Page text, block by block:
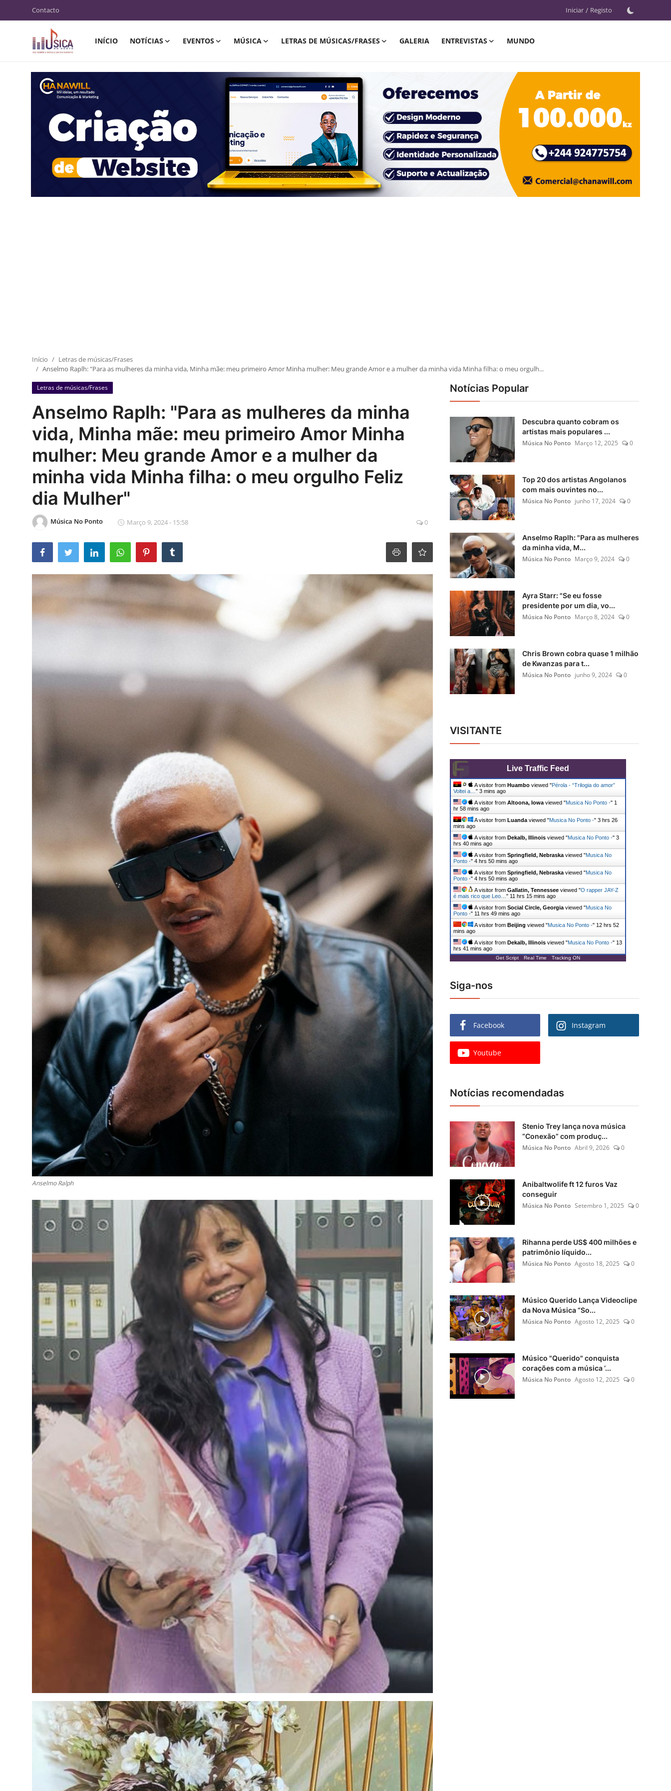
Contacto Iniciar / Registo
INÍCIO NOTÍCIAS EVENTOS MÚSICA LETRAS DE MÚSICAS/FRASES GALERIA ENTREVISTAS MUNDO
Início
Letras de músicas/Frases
Anselmo Raplh: "Para as mulheres da minha vida, Minha mãe: meu primeiro Amor Minha mulher: Meu grande Amor e a mulher da minha vida Minha filha: o meu orgulh...
Letras de músicas/Frases
Anselmo Raplh: "Para as mulheres da minha
vida, Minha mãe: meu primeiro Amor Minha
mulher: Meu grande Amor e a mulher da
minha vida Minha filha: o meu orgulho Feliz
dia Mulher"
Música No Ponto Março 9, 2024 - 15:58 0
Anselmo Ralph
Notícias Popular
Descubra quanto cobram os
artistas mais populares ...
Música No Ponto Março 12, 2025 0
Top 20 dos artistas Angolanos
com mais ouvintes no...
Música No Ponto junho 17, 2024 0
Anselmo Raplh: "Para as mulheres
da minha vida, M...
Música No Ponto Março 9, 2024 0
Ayra Starr: "Se eu fosse
presidente por um dia, vo...
Música No Ponto Março 8, 2024 0
Chris Brown cobra quase 1 milhão
de Kwanzas para t...
Música No Ponto junho 9, 2024 0
VISITANTE
Live Traffic Feed
A visitor from Huamboviewed "Pérola - “Trilogia do amor”
Voltei a… " 3 mins ago
A visitor from Altoona, Iowaviewed "Musica No Ponto -" 1
hr 58 mins ago
A visitor from Luandaviewed "Musica No Ponto -" 3 hrs 26
mins ago
A visitor from Dekalb, Illinoisviewed "Musica No Ponto -" 3
hrs 40 mins ago
A visitor from Springfield, Nebraskaviewed "Musica No
Ponto -" 4 hrs 50 mins ago
A visitor from Springfield, Nebraskaviewed "Musica No
Ponto -" 4 hrs 50 mins ago
A visitor from Gallatin, Tennesseeviewed "O rapper JAY-Z
é mais rico que Leo… " 11 hrs 15 mins ago
A visitor from Social Circle, Georgiaviewed "Musica No
Ponto -" 11 hrs 49 mins ago
A visitor from Beijing viewed "Musica No Ponto -" 12 hrs 52
mins ago
A visitor from Dekalb, Illinoisviewed "Musica No Ponto -" 13
hrs 41 mins ago
Get Script Real Time Tracking ON
Siga-nos
Facebook Instagram
Youtube
Notícias recomendadas
Stenio Trey lança nova música
“Conexão” com produç...
Música No Ponto Abril 9, 2026 0
Anibaltwolife ft 12 furos Vaz
conseguir
Música No Ponto Setembro 1, 2025 0
Rihanna perde US$ 400 milhões e
patrimônio líquido...
Música No Ponto Agosto 18, 2025 0
Músico Querido Lança Videoclipe
da Nova Música “So...
Música No Ponto Agosto 12, 2025 0
Músico "Querido" conquista
corações com a música ‘...
Música No Ponto Agosto 12, 2025 0